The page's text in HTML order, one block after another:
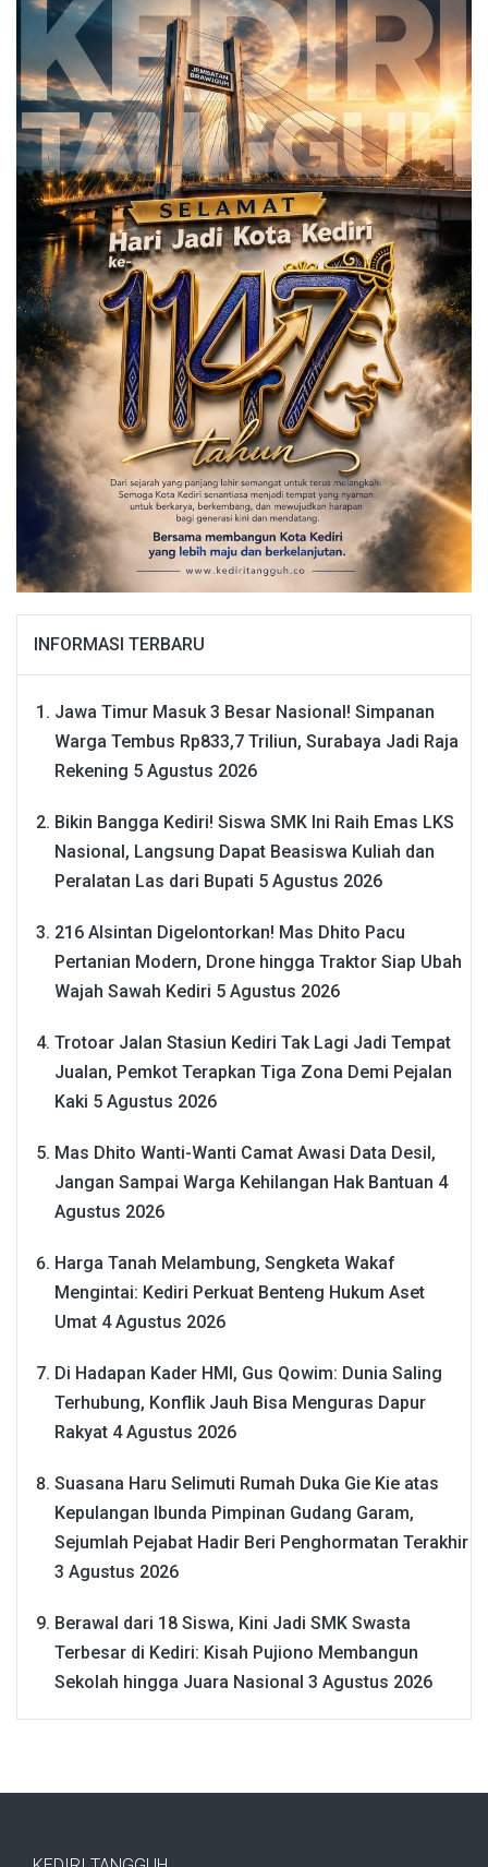
INFORMASI TERBARU
Jawa Timur Masuk 3 Besar Nasional! Simpanan
Warga Tembus Rp833,7 Triliun, Surabaya Jadi Raja
Rekening 5 Agustus 2026
Bikin Bangga Kediri! Siswa SMK Ini Raih Emas LKS
Nasional, Langsung Dapat Beasiswa Kuliah dan
Peralatan Las dari Bupati 5 Agustus 2026
216 Alsintan Digelontorkan! Mas Dhito Pacu
Pertanian Modern, Drone hingga Traktor Siap Ubah
Wajah Sawah Kediri 5 Agustus 2026
Trotoar Jalan Stasiun Kediri Tak Lagi Jadi Tempat
Jualan, Pemkot Terapkan Tiga Zona Demi Pejalan
Kaki 5 Agustus 2026
Mas Dhito Wanti-Wanti Camat Awasi Data Desil,
Jangan Sampai Warga Kehilangan Hak Bantuan 4
Agustus 2026
Harga Tanah Melambung, Sengketa Wakaf
Mengintai: Kediri Perkuat Benteng Hukum Aset
Umat 4 Agustus 2026
Di Hadapan Kader HMI, Gus Qowim: Dunia Saling
Terhubung, Konflik Jauh Bisa Menguras Dapur
Rakyat 4 Agustus 2026
Suasana Haru Selimuti Rumah Duka Gie Kie atas
Kepulangan Ibunda Pimpinan Gudang Garam,
Sejumlah Pejabat Hadir Beri Penghormatan Terakhir
3 Agustus 2026
Berawal dari 18 Siswa, Kini Jadi SMK Swasta
Terbesar di Kediri: Kisah Pujiono Membangun
Sekolah hingga Juara Nasional 3 Agustus 2026